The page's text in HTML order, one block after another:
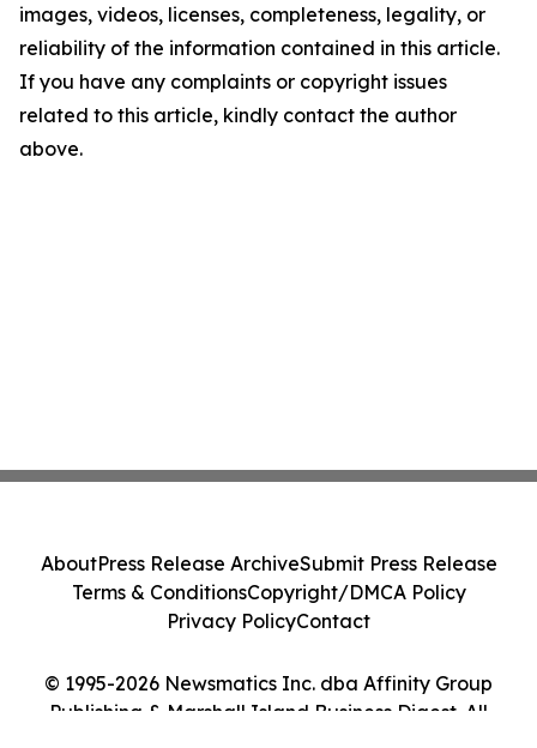
images, videos, licenses, completeness, legality, or
reliability of the information contained in this article.
If you have any complaints or copyright issues
related to this article, kindly contact the author
above.
© 1995-2026 Newsmatics Inc. dba Affinity Group
Publishing & Marshall Island Business Digest. All
AboutPress Release ArchiveSubmit Press Release
Terms & ConditionsCopyright/DMCA Policy
Privacy PolicyContact